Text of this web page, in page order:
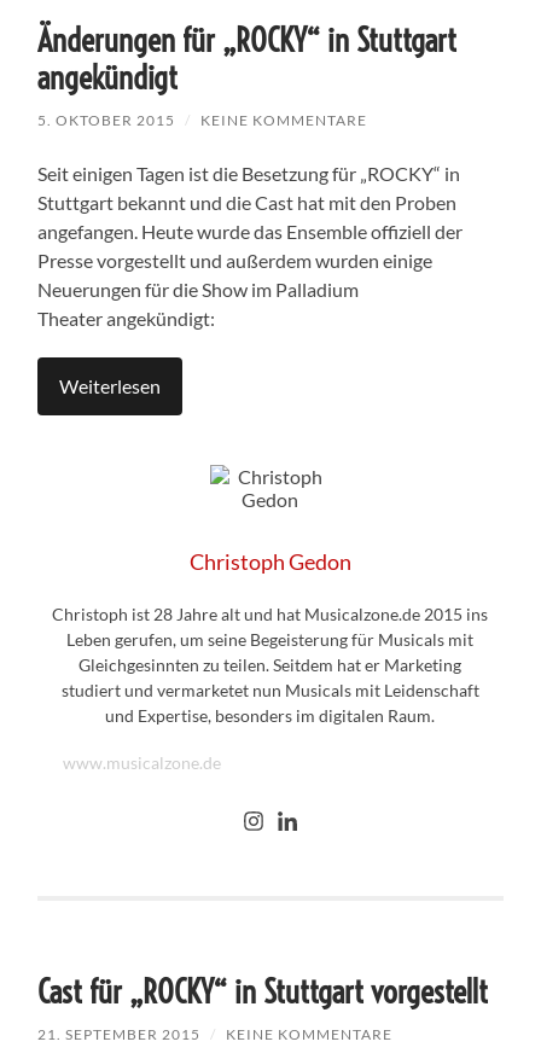
Änderungen für „ROCKY“ in Stuttgart
angekündigt
5. OKTOBER 2015 / KEINE KOMMENTARE
Seit einigen Tagen ist die Besetzung für „ROCKY“ in
Stuttgart bekannt und die Cast hat mit den Proben
angefangen. Heute wurde das Ensemble offiziell der
Presse vorgestellt und außerdem wurden einige
Neuerungen für die Show im Palladium
Theater angekündigt:
Weiterlesen
Christoph Gedon
Christoph ist 28 Jahre alt und hat Musicalzone.de 2015 ins
Leben gerufen, um seine Begeisterung für Musicals mit
Gleichgesinnten zu teilen. Seitdem hat er Marketing
studiert und vermarketet nun Musicals mit Leidenschaft
und Expertise, besonders im digitalen Raum.
www.musicalzone.de
Cast für „ROCKY“ in Stuttgart vorgestellt
21. SEPTEMBER 2015 / KEINE KOMMENTARE